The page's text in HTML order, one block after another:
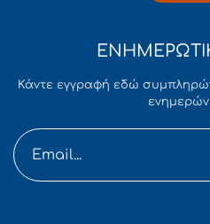
Κάντε εγγραφή εδώ